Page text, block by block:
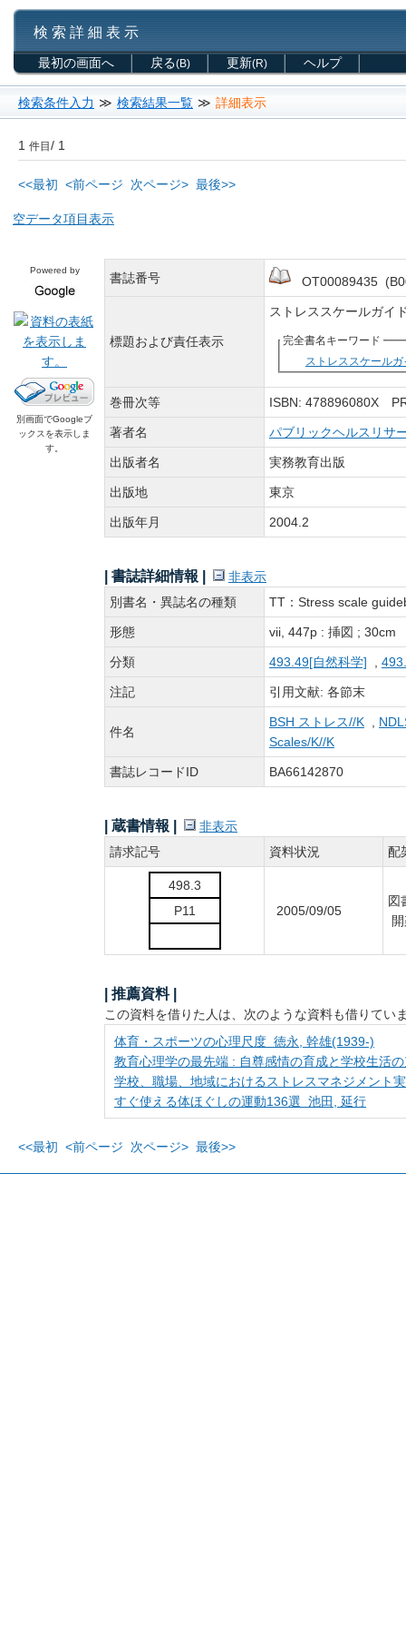
検 索 詳 細 表 示
最初の画面へ 戻る(B) 更新(R) ヘルプ
検索条件入力 ≫ 検索結果一覧 ≫ 詳細表示
1 件目/ 1
<<最初 <前ページ 次ページ> 最後>>
空データ項目表示
Powered by
別画面でGoogleブ
ックスを表示しま
す。
書誌番号 OT00089435
標題および責任表示
ストレススケールガ
完全書名キーワード
ストレススケール
巻冊次等 ISBN: 478896080X
著者名 パブリックヘルスリサ
出版者名 実務教育出版
出版地 東京
出版年月 2004.2
| 書誌詳細情報 |
非表示
別書名・異誌名の種類
TT：Stress scale
形態 vii, 447p : 挿図 ; 30cm
分類 493.49[自然科学]
注記 引用文献: 各節末
件名
BSH ストレス//K
Scales/K//K
書誌レコードID BA66142870
| 蔵書情報 |
非表示
請求記号
資料状況 配
498.3
P11
2005/09/05
図
| 推薦資料 |
この資料を借りた人は、次のような資料も借りてい
体育・スポーツの心理尺度 徳永, 幹雄(1939-)
教育心理学の最先端 : 自尊感情の育成と学校生活
学校、職場、地域におけるストレスマネジメント
すぐ使える体ほぐしの運動136選 池田, 延行
<<最初 <前ページ 次ページ> 最後>>